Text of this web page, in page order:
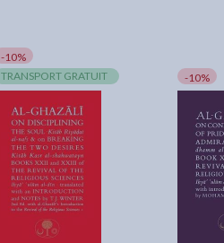
-10%
TRANSPORT GRATUIT
-10%